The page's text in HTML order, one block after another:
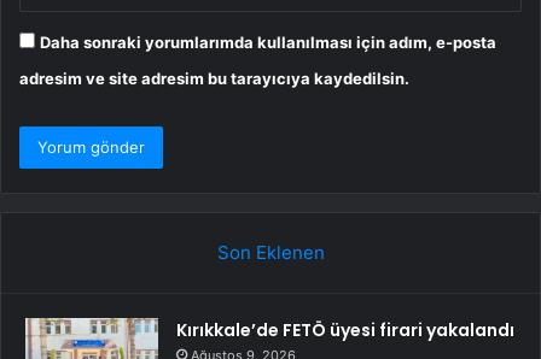
Daha sonraki yorumlarımda kullanılması için adım, e-posta
adresim ve site adresim bu tarayıcıya kaydedilsin.
Son Eklenen
Kırıkkale’de FETÖ üyesi firari yakalandı
Ağustos 9, 2026